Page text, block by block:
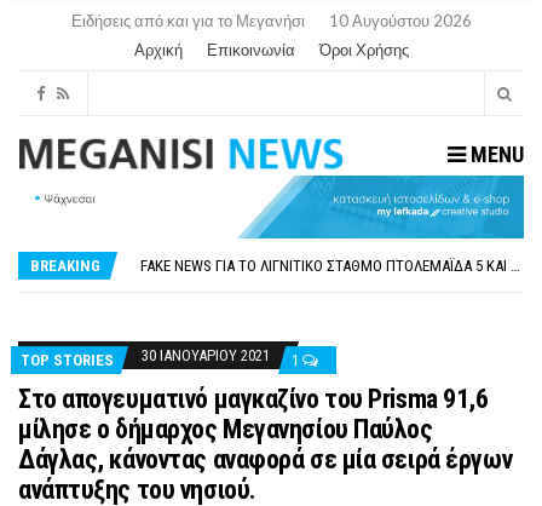
Ειδήσεις από και για το Μεγανήσι
10 Αυγούστου 2026
Αρχική
Επικοινωνία Όροι Χρήσης
MENU
BREAKING
ΠΑΡΑΙΤΉΘΗΚΕ Η ΑΝΤΙΔΉΜΑΡΧΟΣ ΠΟΛΙΤΙΣΜΟΎ ΜΕΓΑΝΗΣΊΟΥ Κ . ΕΥΑΓΓΕΛΊΑ ΜΕΛΆ. Η ΕΠΙΣΤΟΛΉ ΤΗΣ ΠΑΡΑΊΤΗΣΗΣ
FAKE NEWS ΓΙΑ ΤΟ ΛΙΓΝΙΤΙΚΌ ΣΤΑΘΜΌ ΠΤΟΛΕΜΑΪ́ΔΑ 5 ΚΑΙ ΤΗΝ ΕΝΕΡΓΕΙΑΚΉ ΑΣΦΆΛΕΙΑ ΤΗΣ ΧΏΡΑΣ
TOP STORIES
30 ΙΑΝΟΥΑΡΊΟΥ 2021 1
Στο απογευματινό μαγκαζίνο του Prisma 91,6
μίλησε ο δήμαρχος Μεγανησίου Παύλος
Δάγλας, κάνοντας αναφορά σε μία σειρά έργων
ανάπτυξης του νησιού.